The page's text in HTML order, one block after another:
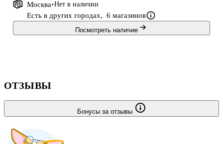
поверхности, – их приятно держать в руке.
Москва Нет в наличии
Есть в других городах, 6 магазинов
Посмотреть наличие
ОТЗЫВЫ
Бонусы за отзывы